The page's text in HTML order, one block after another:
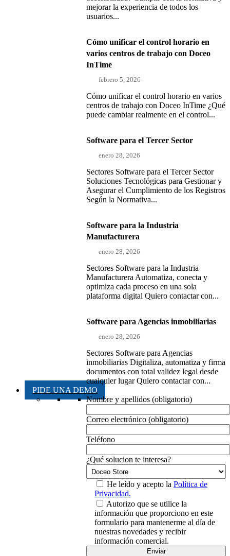
mejorar la experiencia de todos los
usuarios...
Cómo unificar el control horario en
varios centros de trabajo con Doceo
InTime
febrero 5, 2026
Cómo unificar el control horario en varios
centros de trabajo con Doceo InTime ¿Qué
puede cambiar realmente en el control...
Software para el Tercer Sector
enero 28, 2026
Sectores Software para el Tercer Sector
Soluciones Tecnológicas para Gestionar y
Asegurar el Cumplimiento de los Registros
Según la Normativa...
Software para la Industria
Manufacturera
enero 28, 2026
Sectores Software para la Industria
Manufacturera Automatiza, conecta y
optimiza cada proceso en una sola
plataforma digital Quiero contactar con...
Software para Agencias inmobiliarias
enero 28, 2026
Sectores Software para Agencias
inmobiliarias Digitaliza, automatiza y firma
documentos con total validez legal desde
cualquier lugar Quiero contactar con...
PIDE UNA DEMO
Nombre y apellidos (obligatorio)
Correo electrónico (obligatorio)
Teléfono
¿Qué solucion te interesa?
He leído y acepto la Política de
Privacidad.
Autorizo que se utilice la
información que proporciono en este
formulario para mantenerme al día de
nuestras novedades y recibir
información comercial.